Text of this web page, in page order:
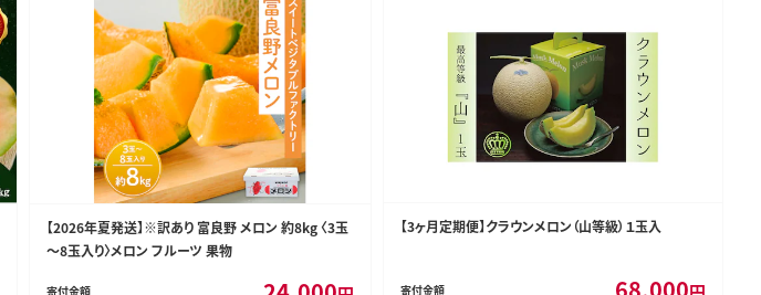
【2026年夏発送】※訳あり 富良野 メロン 約8kg 〈3玉
～8玉入り〉メロン フルーツ 果物
寄付金額
【3ヶ月定期便】クラウンメロン（山等級）１玉入
寄付金額